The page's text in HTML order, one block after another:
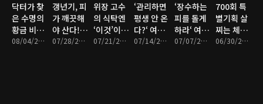
닥터가 찾
은 수명의
황금 비율
은?
08/04/2026 • 48분
갱년기, 피
가 깨끗해
야 산다!
10년을 잡
07/28/2026 • 48분
위장 고수
의 식탁엔
‘이것’이
있다?
07/21/2026 • 47분
‘관리하면
평생 안 온
다?‘ 여름
철 뇌졸중
07/14/2026 • 47분
‘장수하는
피를 돌게
하라‘ 여름
철 혈당 잡
07/07/2026 • 47분
700회 특
별기획 살
찌는 체질
바꾸는 혈
06/30/2026 • 47분